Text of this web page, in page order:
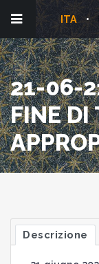
ITA
21-06-
FINE DI
Descrizione